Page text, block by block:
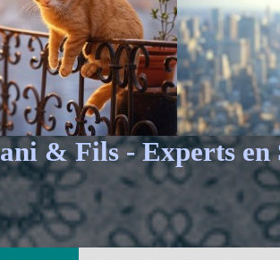
& Fils - Experts en